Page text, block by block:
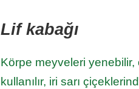
Lif kabağı
Körpe meyveleri
kullanılır, iri sarı